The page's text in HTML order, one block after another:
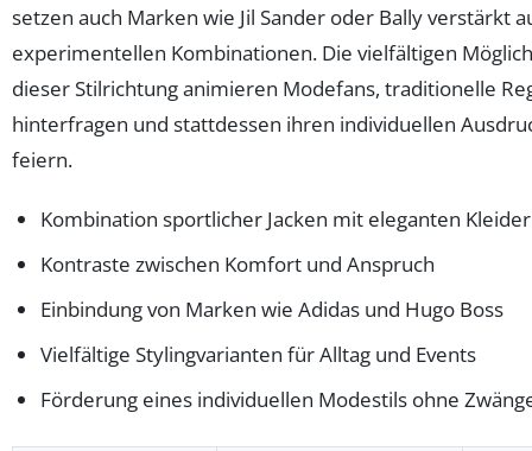
setzen auch Marken wie Jil Sander oder Bally verstärkt
experimentellen Kombinationen. Die vielfältigen
dieser Stilrichtung animieren Modefans, traditionelle
hinterfragen und stattdessen ihren individuellen
feiern.
Kombination sportlicher Jacken mit eleganten
Kontraste zwischen Komfort und Anspruch
Einbindung von Marken wie Adidas und Hugo Boss
Vielfältige Stylingvarianten für Alltag und Events
Förderung eines individuellen Modestils ohne